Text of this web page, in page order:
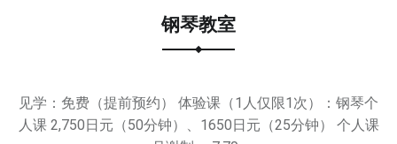
钢琴教室
见学：免费（提前预约） 体验课（1人仅限1次）：钢琴个
人课 2,750日元（50分钟）、1650日元（25分钟） 个人课